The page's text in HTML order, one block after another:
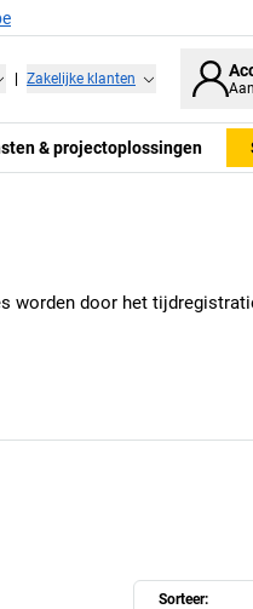
Zakelijke klanten
& projectoplossingen
worden door het
Sorteer: